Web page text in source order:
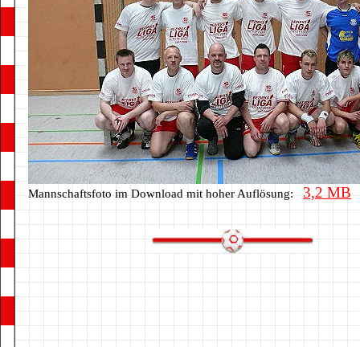
Mannschaftsfoto im Download mit hoher Auflösung: 3,2 MB